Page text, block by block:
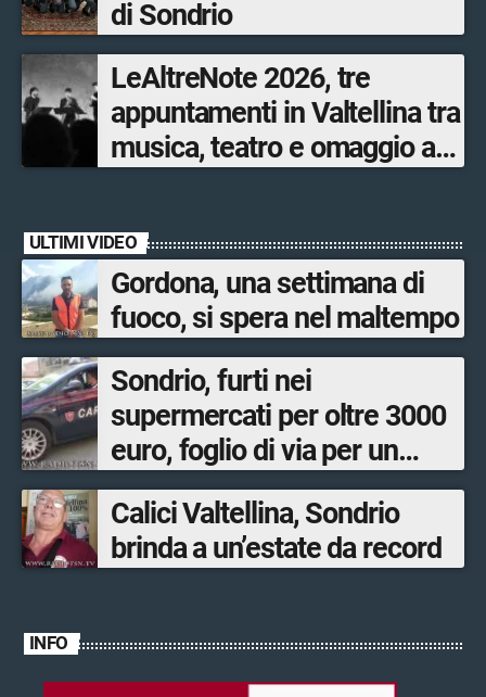
di Sondrio
LeAltreNote 2026, tre
appuntamenti in Valtellina tra
musica, teatro e omaggio a
ULTIMI VIDEO
Gordona, una settimana di
fuoco, si spera nel maltempo
Sondrio, furti nei
supermercati per oltre 3000
euro, foglio di via per un
ventinovenne
Calici Valtellina, Sondrio
brinda a un’estate da record
INFO